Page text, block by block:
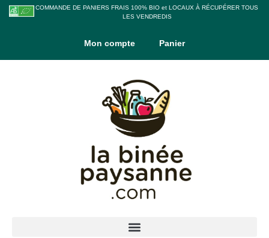
COMMANDE DE PANIERS FRAIS 100% BIO et LOCAUX À RÉCUPÉRER TOUS
LES VENDREDIS
Mon compte Panier